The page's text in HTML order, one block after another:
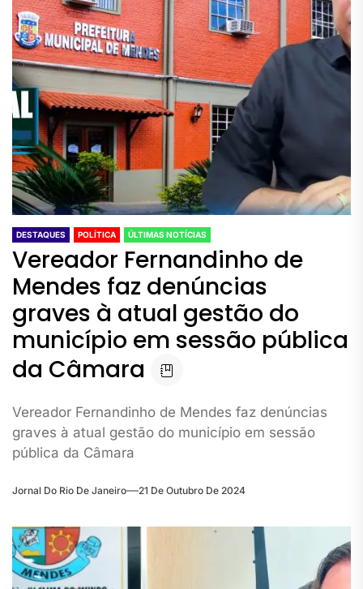
DESTAQUES POLÍTICA ÚLTIMAS NOTÍCIAS
Vereador Fernandinho de
Mendes faz denúncias
graves à atual gestão do
município em sessão pública
da Câmara
Vereador Fernandinho de Mendes faz denúncias
graves à atual gestão do município em sessão
pública da Câmara
Jornal Do Rio De Janeiro 21 De Outubro De 2024